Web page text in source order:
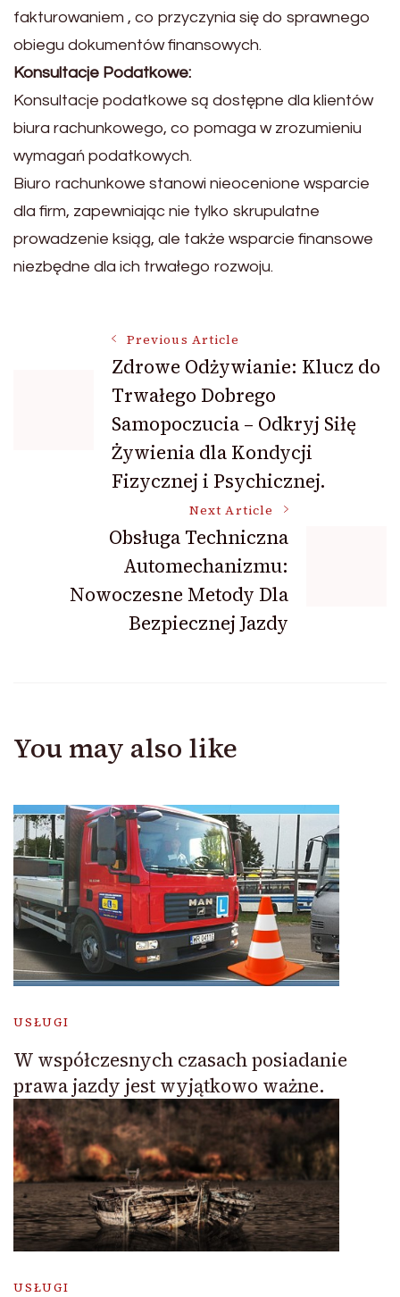
fakturowaniem , co przyczynia się do sprawnego
obiegu dokumentów finansowych.
Konsultacje Podatkowe:
Konsultacje podatkowe są dostępne dla klientów
biura rachunkowego, co pomaga w zrozumieniu
wymagań podatkowych.
Biuro rachunkowe stanowi nieocenione wsparcie
dla firm, zapewniając nie tylko skrupulatne
prowadzenie ksiąg, ale także wsparcie finansowe
niezbędne dla ich trwałego rozwoju.
Navigation
Previous Article
Zdrowe Odżywianie: Klucz do
Trwałego Dobrego
Samopoczucia – Odkryj Siłę
Żywienia dla Kondycji
Fizycznej i Psychicznej.
Next Article
Obsługa Techniczna
Automechanizmu:
Nowoczesne Metody Dla
Bezpiecznej Jazdy
You may also like
USŁUGI
W współczesnych czasach posiadanie
prawa jazdy jest wyjątkowo ważne.
USŁUGI